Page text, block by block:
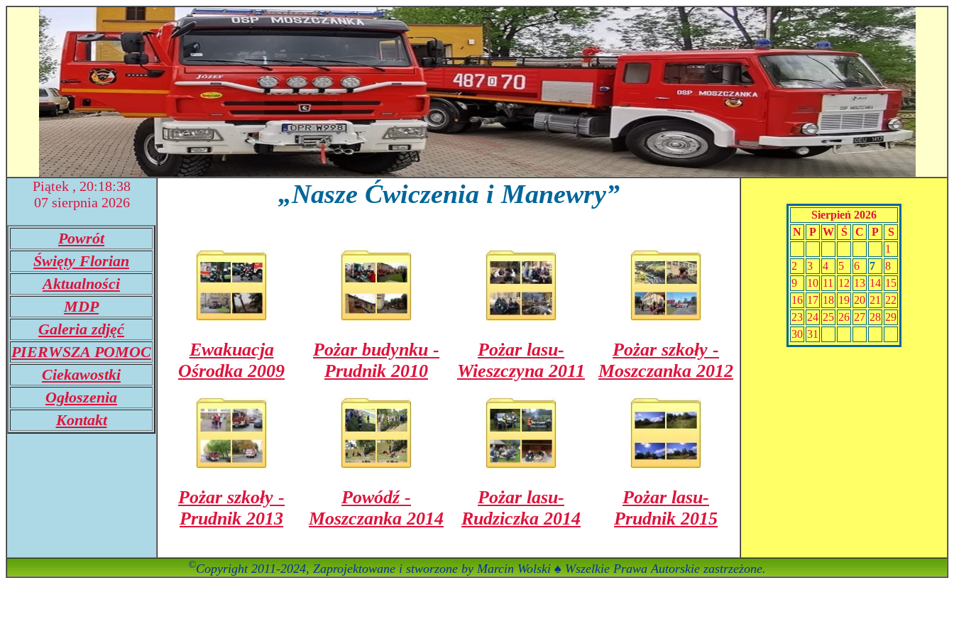
Piątek , 20:18:38
07 sierpnia 2026
Powrót
Święty Florian
Aktualności
MDP
Galeria zdjęć
PIERWSZA POMOC
Ciekawostki
Ogłoszenia
Kontakt
„Nasze Ćwiczenia i Manewry”
Ewakuacja
Ośrodka 2009
Pożar budynku -
Prudnik 2010
Pożar lasu-
Wieszczyna 2011
Pożar szkoły -
Moszczanka 2012
Pożar szkoły -
Prudnik 2013
Powódź -
Moszczanka 2014
Pożar lasu-
Rudziczka 2014
Pożar lasu-
Prudnik 2015
Sierpień 2026
N
P W Ś C P
S
1
2
3 4 5 6 7
8
9
10 11 12 13 14 15
16 17 18 19 20 21 22
23 24 25 26 27 28 29
30 31
©Copyright 2011-2024, Zaprojektowane i stworzone by Marcin Wolski ♠ Wszelkie Prawa Autorskie zastrzeżone.